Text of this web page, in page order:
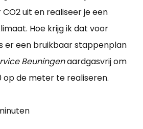
uit en realiseer je een
Hoe krijg ik dat voor
er een bruikbaar stappenplan
Beuningenaardgasvrij om
op de meter te realiseren.